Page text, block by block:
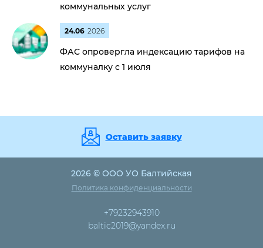
коммунальных услуг
24.06 2026
ФАС опровергла индексацию тарифов на
коммуналку с 1 июля
Оставить заявку
2026 © ООО УО Балтийская
Политика конфиденциальности
+79232943910
baltic2019@yandex.ru